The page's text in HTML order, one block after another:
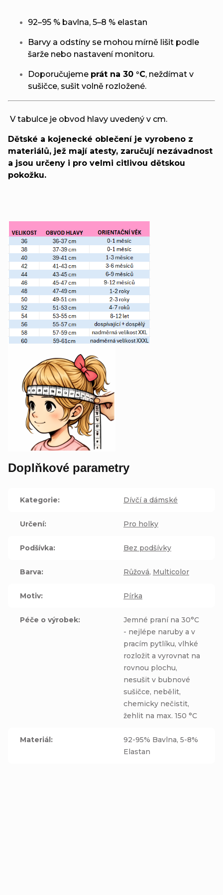
92–95 % bavlna, 5–8 % elastan
Barvy a odstíny se mohou mírně lišit podle
šarže nebo nastavení monitoru.
Doporučujeme prát na 30 °C, neždímat v
sušičce, sušit volně rozložené.
V tabulce je obvod hlavy uvedený v cm.
Dětské a kojenecké oblečení je vyrobeno z
materiálů, jež mají atesty, zaručují nezávadnost
a jsou určeny i pro velmi citlivou dětskou
pokožku.
Doplňkové parametry
Kategorie: Dívčí a dámské
Určení: Pro holky
Podšívka: Bez podšívky
Barva: Růžová, Multicolor
Motiv: Pírka
Péče o výrobek:
Jemné praní na 30°C
- nejlépe naruby a v
pracím pytlíku, vlhké
rozložit a vyrovnat na
rovnou plochu,
nesušit v bubnové
sušičce, nebělit,
chemicky nečistit,
žehlit na max. 150 °C
Materiál:
92-95% Bavlna, 5-8%
Elastan